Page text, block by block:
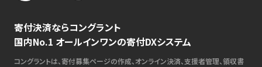
寄付決済ならコングラント
国内No.1 オールインワンの寄付DXシステム
コングラントは、寄付募集ページの作成、オンライン決済、支援者管理、領収書